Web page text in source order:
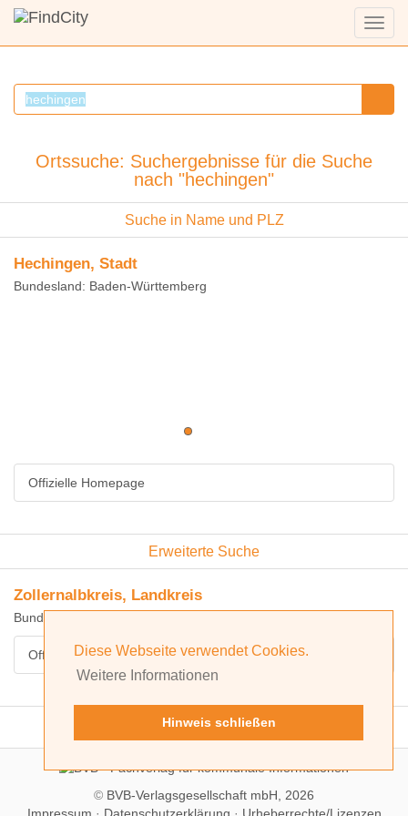
Diese Webseite verwendet Cookies.
Weitere Informationen
Hinweis schließen
Menü
Ortssuche: Suchergebnisse für die Suche
nach "hechingen"
Suche in Name und PLZ
Hechingen, Stadt
Bundesland: Baden-Württemberg
Offizielle Homepage
Erweiterte Suche
Zollernalbkreis, Landkreis
Bundesland: Baden-Württemberg
Offizielle Homepage
© BVB-Verlagsgesellschaft mbH, 2026